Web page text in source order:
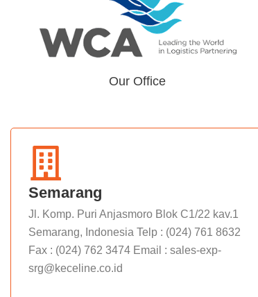
Our Office
Semarang
Jl. Komp. Puri Anjasmoro Blok C1/22 kav.1
Semarang, Indonesia Telp : (024) 761 8632
Fax : (024) 762 3474 Email : sales-exp-
srg@keceline.co.id